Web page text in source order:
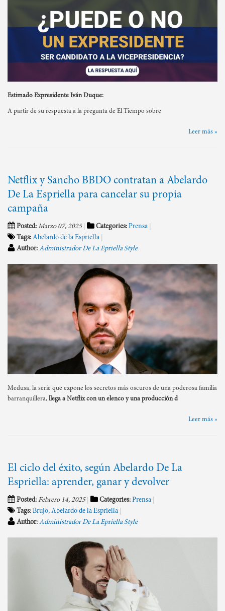
Estimado Expresidente Iván Duque:
A partir de su respuesta a la pregunta de El Tiempo sobre
Leer más »
Netflix y Sancho BBDO contratan a Abelardo
De La Espriella para cancelar su propia
campaña
Posted: Marzo 07, 2025 Categories: Prensa
Tags: Abelardo de la Espriella
Author: Administrador De La Epriella Style
Medusa, la serie que expone los secretos más oscuros de una poderosa familia
barranquillera, llega a Netflix con un elenco y una producción d
Leer más »
El ciclo del éxito, según Abelardo De La
Espriella: aprender, ganar y devolver
Posted: Febrero 14, 2025 Categories: Prensa
Tags: Brujo, Abelardo de la Espriella
Author: Administrador De La Epriella Style